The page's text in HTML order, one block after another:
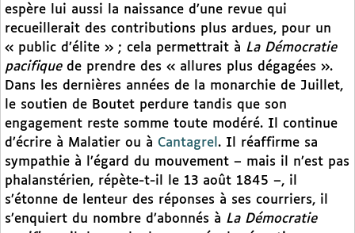
espère lui aussi la naissance d’une revue qui
recueillerait des contributions plus ardues, pour un
« public d’élite » ; cela permettrait à La Démocratie
pacifiquede prendre des « allures plus dégagées ».
Dans les dernières années de la monarchie de Juillet,
le soutien de Boutet perdure tandis que son
engagement reste somme toute modéré. Il continue
d’écrire à Malatier ou à Cantagrel . Il réaffirme sa
sympathie à l’égard du mouvement – mais il n’est pas
phalanstérien, répète-t-il le 13 août 1845 –, il
s’étonne de lenteur des réponses à ses courriers, il
s’enquiert du nombre d’abonnés à La Démocratie